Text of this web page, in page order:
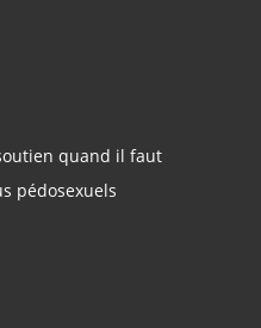
quand il faut
pédosexuels